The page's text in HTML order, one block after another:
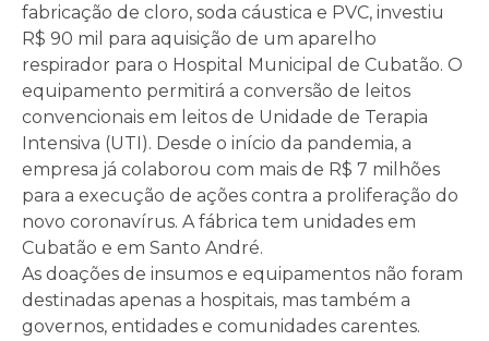
fabricação de cloro, soda cáustica e PVC, investiu
R$ 90 mil para aquisição de um aparelho
respirador para o Hospital Municipal de Cubatão. O
equipamento permitirá a conversão de leitos
convencionais em leitos de Unidade de Terapia
Intensiva (UTI). Desde o início da pandemia, a
empresa já colaborou com mais de R$ 7 milhões
para a execução de ações contra a proliferação do
novo coronavírus. A fábrica tem unidades em
Cubatão e em Santo André.
As doações de insumos e equipamentos não foram
destinadas apenas a hospitais, mas também a
governos, entidades e comunidades carentes.